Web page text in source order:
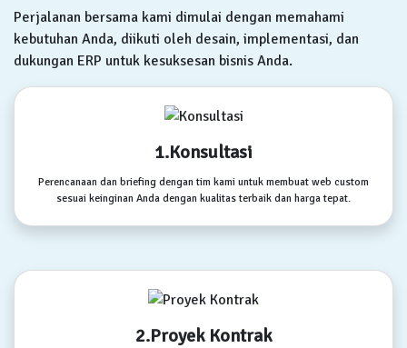
Perjalanan bersama kami dimulai dengan memahami
kebutuhan Anda, diikuti oleh desain, implementasi, dan
dukungan ERP untuk kesuksesan bisnis Anda.
1.Konsultasi
Perencanaan dan briefing dengan tim kami untuk membuat web custom
sesuai keinginan Anda dengan kualitas terbaik dan harga tepat.
2.Proyek Kontrak